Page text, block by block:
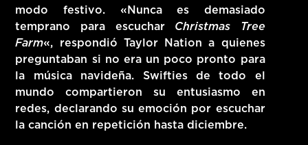
modo festivo. «Nunca es demasiado
temprano para escuchar Christmas Tree
Farm«, respondió Taylor Nation a quienes
preguntaban si no era un poco pronto para
la música navideña. Swifties de todo el
mundo compartieron su entusiasmo en
redes, declarando su emoción por escuchar
la canción en repetición hasta diciembre.